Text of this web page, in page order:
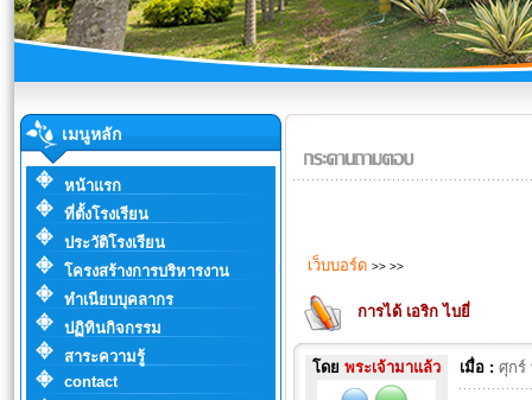
เมนูหลัก
หน้าแรก
ที่ตั้งโรงเรียน
ประวัติโรงเรียน
โครงสร้างการบริหารงาน
ทำเนียบบุคลากร
ปฏิทินกิจกรรม
สาระความรู้
contact
เว็บบอร์ด >> >>
การได้ เอริก ไบยี่
โดย พระเจ้ามาแล้ว เมื่อ : ศุกร์